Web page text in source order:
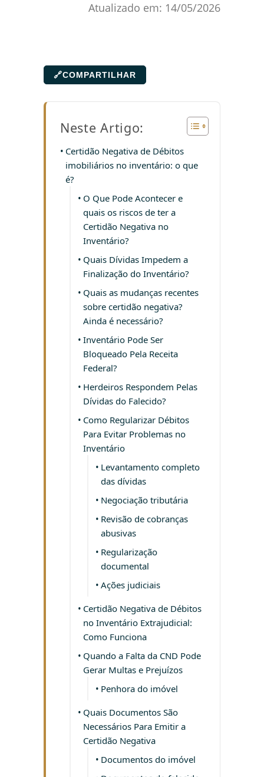
Atualizado em: 14/05/2026
🔗COMPARTILHAR
Neste Artigo:
Certidão Negativa de Débitos
imobiliários no inventário: o que
é?
O Que Pode Acontecer e
quais os riscos de ter a
Certidão Negativa no
Inventário?
Quais Dívidas Impedem a
Finalização do Inventário?
Quais as mudanças recentes
sobre certidão negativa?
Ainda é necessário?
Inventário Pode Ser
Bloqueado Pela Receita
Federal?
Herdeiros Respondem Pelas
Dívidas do Falecido?
Como Regularizar Débitos
Para Evitar Problemas no
Inventário
Levantamento completo
das dívidas
Negociação tributária
Revisão de cobranças
abusivas
Regularização
documental
Ações judiciais
Certidão Negativa de Débitos
no Inventário Extrajudicial:
Como Funciona
Quando a Falta da CND Pode
Gerar Multas e Prejuízos
Penhora do imóvel
Quais Documentos São
Necessários Para Emitir a
Certidão Negativa
Documentos do imóvel